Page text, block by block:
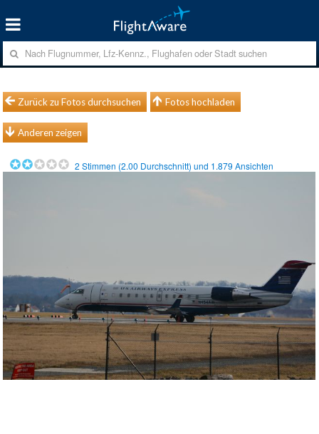
Zurück zu Fotos durchsuchen Fotos hochladen
Anderen zeigen
2 Stimmen (2.00 Durchschnitt) und 1.879 Ansichten